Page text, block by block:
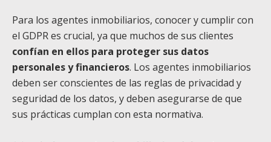
Para los agentes inmobiliarios, conocer y cumplir con
el GDPR es crucial, ya que muchos de sus clientes
confían en ellos para proteger sus datos
personales yfinancieros. Los agentes inmobiliarios
deben ser conscientes de las reglas de privacidad y
seguridad de los datos, y deben asegurarse de que
sus prácticas cumplan con esta normativa.